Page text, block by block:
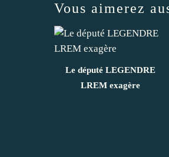
Vous aimerez
Le député LEGENDRE
LREM exagère